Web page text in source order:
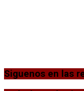
Siguenos en las